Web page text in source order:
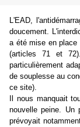
L'EAD,
doucement.
a été mise en place
(articles 71 et
particulièrement
de souplesse au
ce site).
Il nous manquait
nouvelle peine. Un
prévoyait